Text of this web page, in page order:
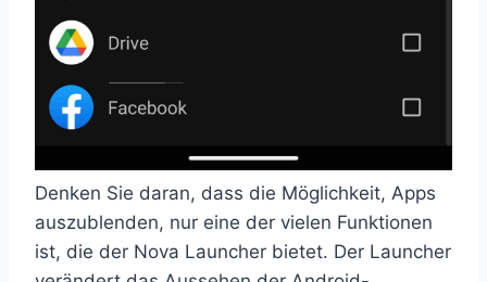
Denken Sie daran, dass die Möglichkeit, Apps
auszublenden, nur eine der vielen Funktionen
ist, die der Nova Launcher bietet. Der Launcher